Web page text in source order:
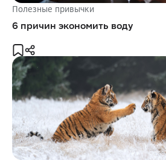
Полезные привычки
6 причин экономить воду